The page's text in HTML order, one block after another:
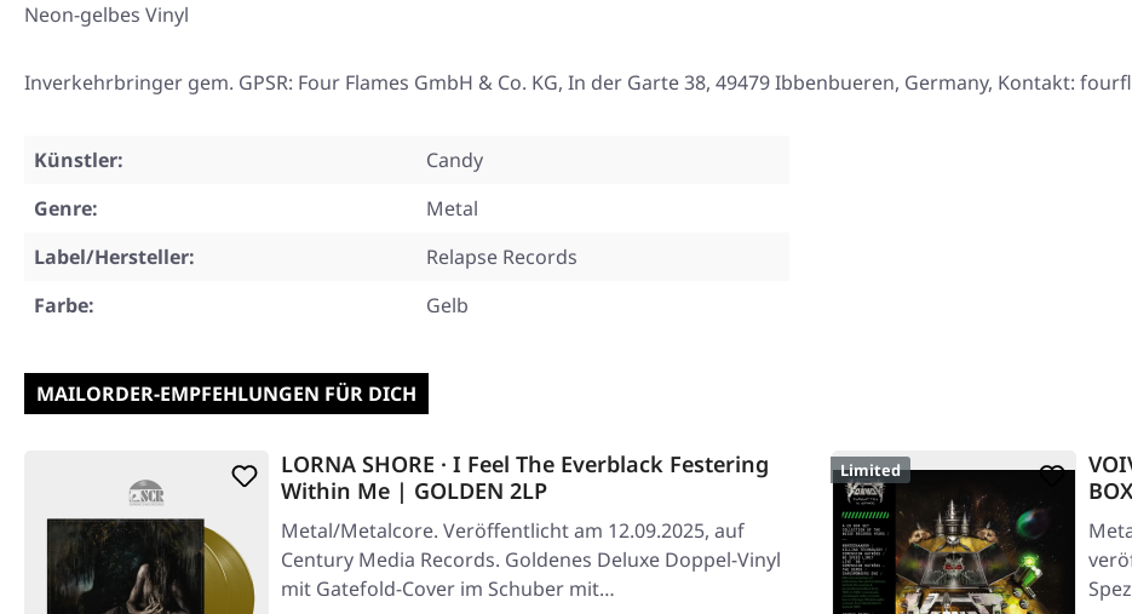
Neon-gelbes Vinyl
Inverkehrbringer gem. GPSR: Four Flames GmbH & Co. KG, In der Garte 38, 49479 Ibbenbueren, Germany, Kontakt:
Künstler:
Candy
Genre:
Metal
Label/Hersteller:
Relapse Records
Farbe:
Gelb
MAILORDER-EMPFEHLUNGEN FÜR DICH
LORNA SHORE · I Feel The Everblack Festering
Within Me | GOLDEN 2LP
Metal/Metalcore. Veröffentlicht am 12.09.2025, auf
Century Media Records. Goldenes Deluxe Doppel-Vinyl
mit Gatefold-Cover im Schuber mit…
Limited